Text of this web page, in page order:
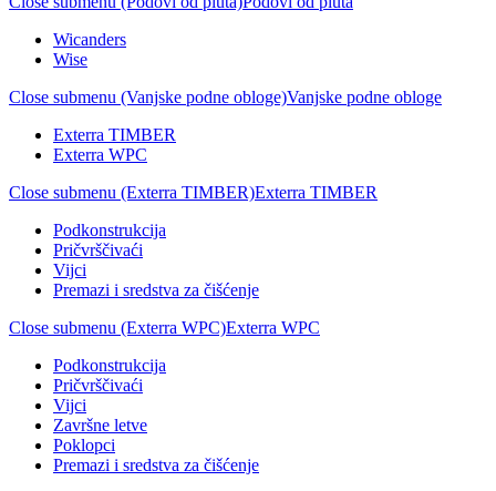
Wicanders
Wise
Close submenu (Vanjske podne obloge)Vanjske podne obloge
Exterra TIMBER
Exterra WPC
Close submenu (Exterra TIMBER)Exterra TIMBER
Podkonstrukcija
Pričvrščivaći
Vijci
Premazi i sredstva za čišćenje
Close submenu (Exterra WPC)Exterra WPC
Podkonstrukcija
Pričvrščivaći
Vijci
Završne letve
Poklopci
Premazi i sredstva za čišćenje